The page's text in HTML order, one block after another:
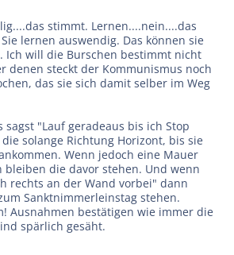
stimmt. Lernen....nein....das
lernen auswendig. Das können sie
Ich will die Burschen bestimmt nicht
denen steckt der Kommunismus noch
das sie sich damit selber im Weg
sagst "Lauf geradeaus bis ich Stop
solange Richtung Horizont, bis sie
Wenn jedoch eine Mauer
bleiben die davor stehen. Und wenn
rechts an der Wand vorbei" dann
Sanktnimmerleinstag stehen.
Ausnahmen bestätigen wie immer die
spärlich gesäht.